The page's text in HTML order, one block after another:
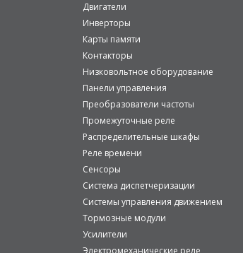
Двигатели
Инверторы
Карты памяти
Контакторы
Низковольтное оборудование
Панели управления
Преобразователи частоты
Промежуточные реле
Распределительные шкафы
Реле времени
Сенсоры
Система диспетчеризации
Системы управления движением
Тормозные модули
Усилители
Электромеханические реле